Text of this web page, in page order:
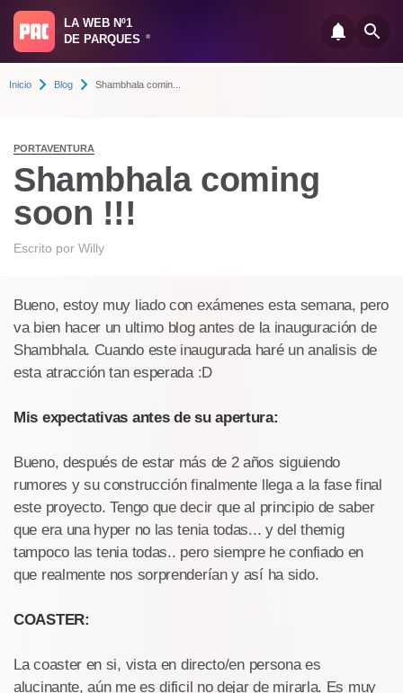
LA WEB Nº1
DE PARQUES
®
Inicio Blog Shambhala comin...
PORTAVENTURA
Shambhala coming
soon !!!
Escrito por Willy
Bueno, estoy muy liado con exámenes esta semana, pero
va bien hacer un ultimo blog antes de la inauguración de
Shambhala. Cuando este inaugurada haré un analisis de
esta atracción tan esperada :D
Mis expectativas antes de su apertura:
Bueno, después de estar más de 2 años siguiendo
rumores y su construcción finalmente llega a la fase final
este proyecto. Tengo que decir que al principio de saber
que era una hyper no las tenia todas... y del themig
tampoco las tenia todas.. pero siempre he confiado en
que realmente nos sorprenderían y así ha sido.
COASTER:
La coaster en si, vista en directo/en persona es
alucinante, aún me es dificil no dejar de mirarla. Es muy